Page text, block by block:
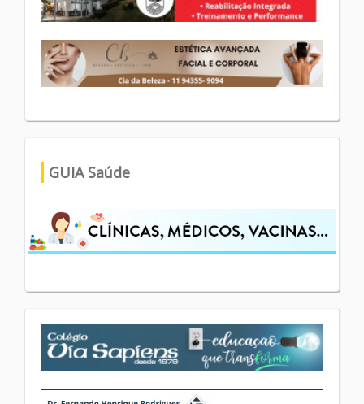
GUIA Saúde